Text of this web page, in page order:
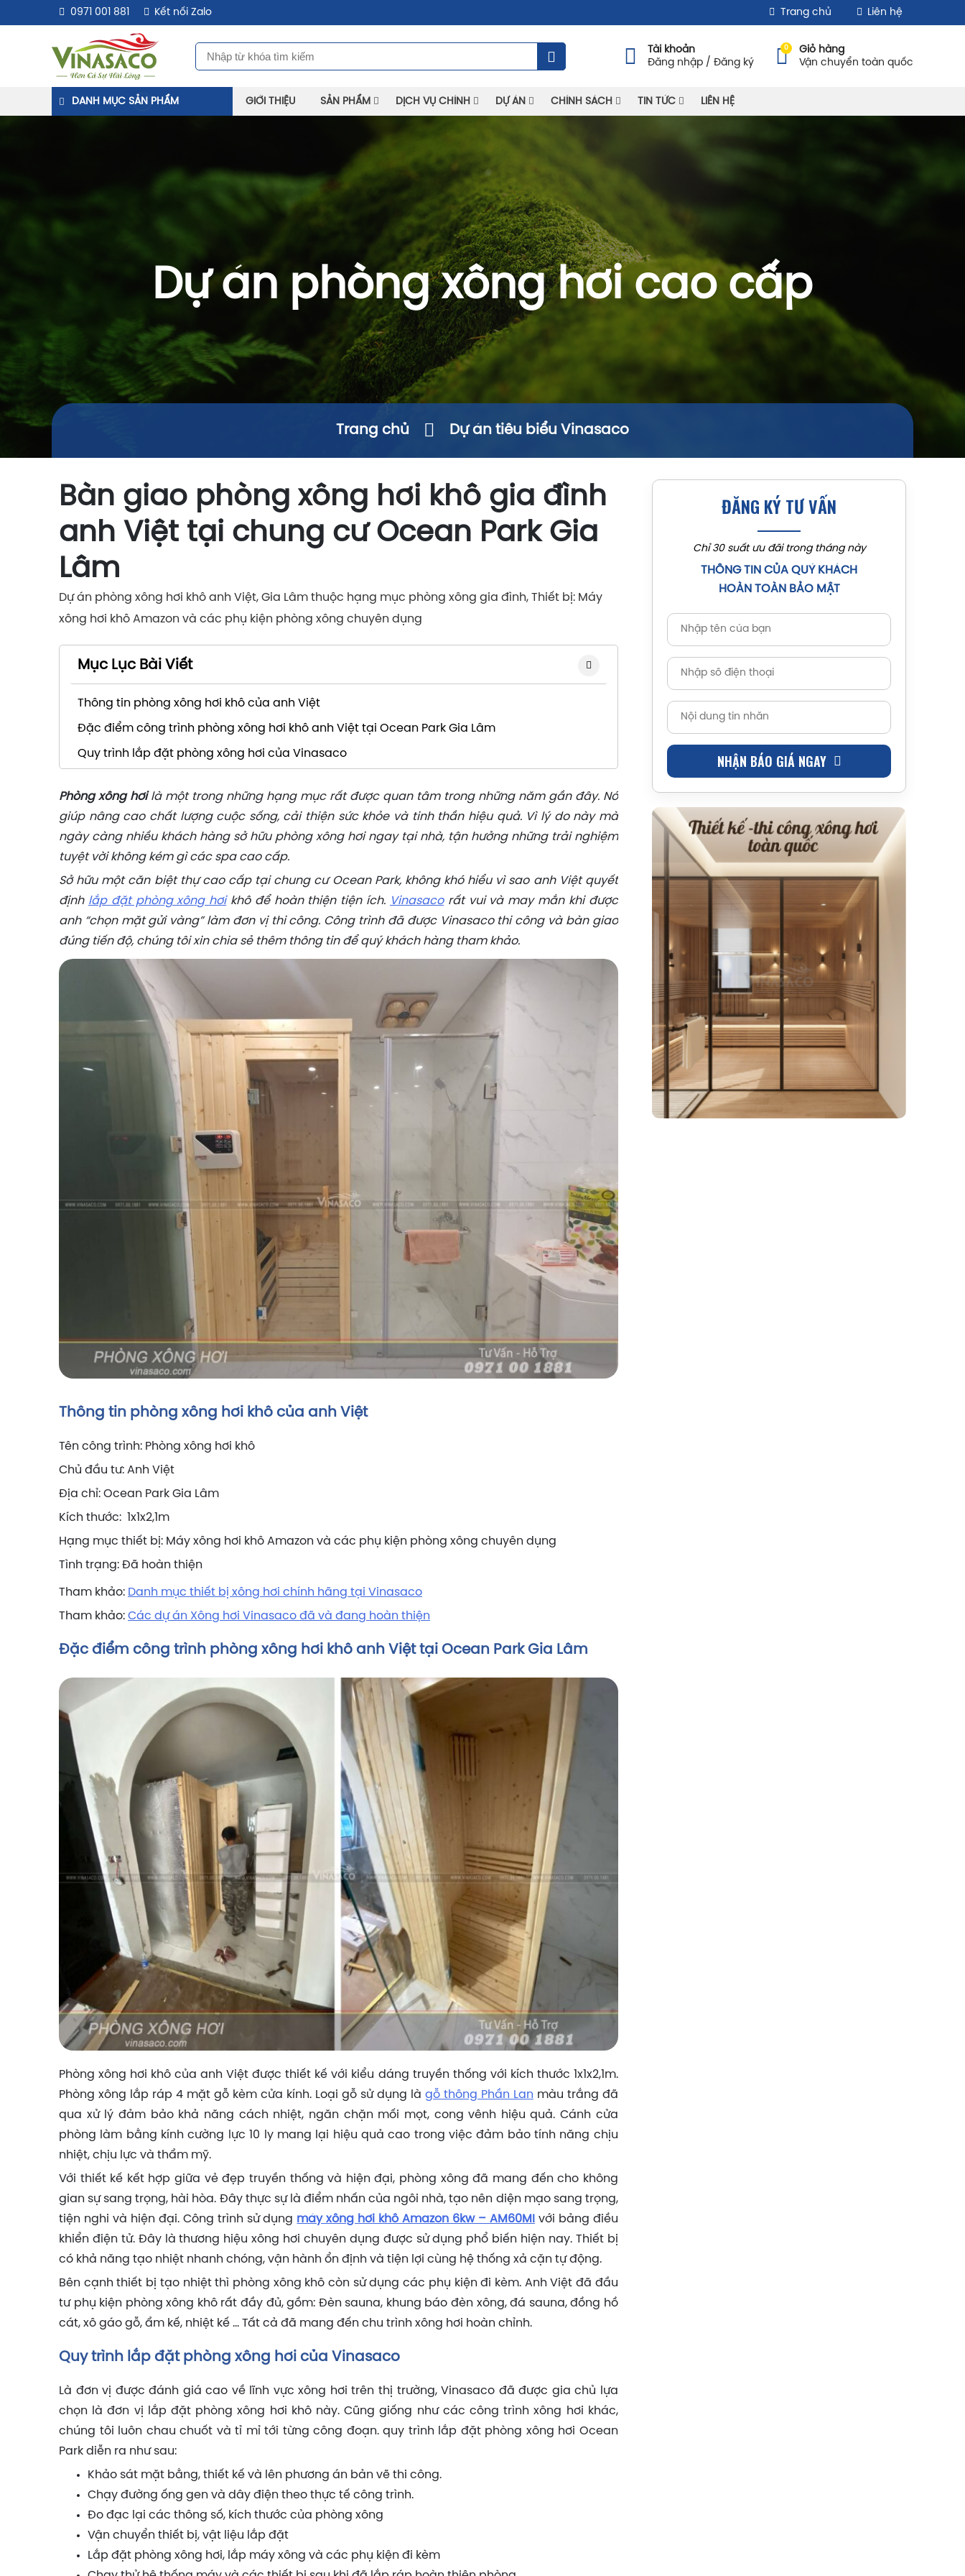
0971 001 881 Kết nối Zalo Trang chủ Liên hệ
Tài khoản
Đăng nhập / Đăng ký
0
Giỏ hàng
Vận chuyển toàn quốc
DANH MỤC SẢN PHẨM GIỚI THIỆU SẢN PHẨM DỊCH VỤ CHÍNH DỰ ÁN CHÍNH SÁCH TIN TỨC LIÊN HỆ
Dự án phòng xông hơi cao cấp
Trang chủ Dự án tiêu biểu Vinasaco
Bàn giao phòng xông hơi khô gia đình
anh Việt tại chung cư Ocean Park Gia
Lâm
Dự án phòng xông hơi khô anh Việt, Gia Lâm thuộc hạng mục phòng xông gia đình, Thiết bị: Máy
xông hơi khô Amazon và các phụ kiện phòng xông chuyên dụng
Mục Lục Bài Viết
Thông tin phòng xông hơi khô của anh Việt
Đặc điểm công trình phòng xông hơi khô anh Việt tại Ocean Park Gia Lâm
Quy trình lắp đặt phòng xông hơi của Vinasaco
Phòng xông hơilà một trong những hạng mục rất được quan tâm trong những năm gần đây. Nó
giúp nâng cao chất lượng cuộc sống, cải thiện sức khỏe và tinh thần hiệu quả. Vì lý do này mà
ngày càng nhiều khách hàng sở hữu phòng xông hơi ngay tại nhà, tận hưởng những trải nghiệm
tuyệt vời không kém gì các spa cao cấp.
Sở hữu một căn biệt thự cao cấp tại chung cư Ocean Park, không khó hiểu vì sao anh Việt quyết
định lắp đặt phòng xông hơikhô để hoàn thiện tiện ích. Vinasacorất vui và may mắn khi được
anh “chọn mặt gửi vàng” làm đơn vị thi công. Công trình đã được Vinasaco thi công và bàn giao
đúng tiến độ, chúng tôi xin chia sẻ thêm thông tin để quý khách hàng tham khảo.
Thông tin phòng xông hơi khô của anh Việt
Tên công trình: Phòng xông hơi khô
Chủ đầu tư: Anh Việt
Địa chỉ: Ocean Park Gia Lâm
Kích thước: 1x1x2,1m
Hạng mục thiết bị: Máy xông hơi khô Amazon và các phụ kiện phòng xông chuyên dụng
Tình trạng: Đã hoàn thiện
Tham khảo: Danh mục thiết bị xông hơi chính hãng tại Vinasaco
Tham khảo: Các dự án Xông hơi Vinasaco đã và đang hoàn thiện
Đặc điểm công trình phòng xông hơi khô anh Việt tại Ocean Park Gia Lâm
Phòng xông hơi khô của anh Việt được thiết kế với kiểu dáng truyền thống với kích thước 1x1x2,1m.
Phòng xông lắp ráp 4 mặt gỗ kèm cửa kính. Loại gỗ sử dụng là gỗ thông Phần Lan màu trắng đã
qua xử lý đảm bảo khả năng cách nhiệt, ngăn chặn mối mọt, cong vênh hiệu quả. Cánh cửa
phòng làm bằng kính cường lực 10 ly mang lại hiệu quả cao trong việc đảm bảo tính năng chịu
nhiệt, chịu lực và thẩm mỹ.
Với thiết kế kết hợp giữa vẻ đẹp truyền thống và hiện đại, phòng xông đã mang đến cho không
gian sự sang trọng, hài hòa. Đây thực sự là điểm nhấn của ngôi nhà, tạo nên diện mạo sang trọng,
tiện nghi và hiện đại. Công trình sử dụng máy xông hơi khô Amazon 6kw – AM60MI
với bảng điều
khiển điện tử. Đây là thương hiệu xông hơi chuyên dụng được sử dụng phổ biến hiện nay. Thiết bị
có khả năng tạo nhiệt nhanh chóng, vận hành ổn định và tiện lợi cùng hệ thống xả cặn tự động.
Bên cạnh thiết bị tạo nhiệt thì phòng xông khô còn sử dụng các phụ kiện đi kèm. Anh Việt đã đầu
tư phụ kiện phòng xông khô rất đầy đủ, gồm: Đèn sauna, khung báo đèn xông, đá sauna, đồng hồ
cát, xô gáo gỗ, ẩm kế, nhiệt kế … Tất cả đã mang đến chu trình xông hơi hoàn chỉnh.
Quy trình lắp đặt phòng xông hơi của Vinasaco
Là đơn vị được đánh giá cao về lĩnh vực xông hơi trên thị trường, Vinasaco đã được gia chủ lựa
chọn là đơn vị lắp đặt phòng xông hơi khô này. Cũng giống như các công trình xông hơi khác,
chúng tôi luôn chau chuốt và tỉ mỉ tới từng công đoạn. quy trình lắp đặt phòng xông hơi Ocean
Park diễn ra như sau:
Khảo sát mặt bằng, thiết kế và lên phương án bản vẽ thi công.
Chạy đường ống gen và dây điện theo thực tế công trình.
Đo đạc lại các thông số, kích thước của phòng xông
Vận chuyển thiết bị, vật liệu lắp đặt
Lắp đặt phòng xông hơi, lắp máy xông và các phụ kiện đi kèm
ĐĂNG KÝ TƯ VẤN
Chỉ 30 suất ưu đãi trong tháng này
THÔNG TIN CỦA QUÝ KHÁCH
HOÀN TOÀN BẢO MẬT
NHẬN BÁO GIÁ NGAY